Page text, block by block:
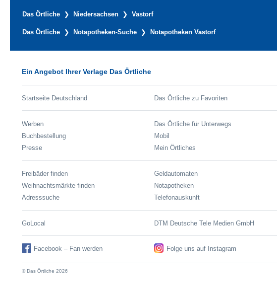
Das Örtliche Niedersachsen Vastorf
Das Örtliche Notapotheken-Suche Notapotheken Vastorf
Ein Angebot Ihrer Verlage Das Örtliche
Startseite Deutschland Das Örtliche zu Favoriten
Werben
Buchbestellung
Presse
Das Örtliche für Unterwegs
Mobil
Mein Örtliches
Freibäder finden
Weihnachtsmärkte finden
Adresssuche
Geldautomaten
Notapotheken
Telefonauskunft
GoLocal DTM Deutsche Tele Medien GmbH
Facebook – Fan werden Folge uns auf Instagram
© Das Örtliche 2026